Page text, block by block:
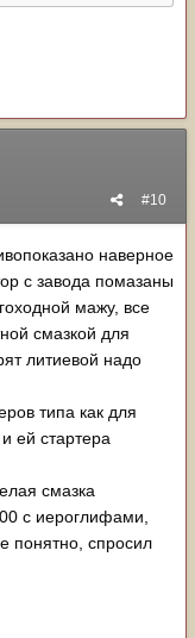
#10
наверное
с завода помазаны
мажу, все
смазкой для
литиевой надо
типа как для
ей стартера
смазка
с иероглифами,
понятно, спросил